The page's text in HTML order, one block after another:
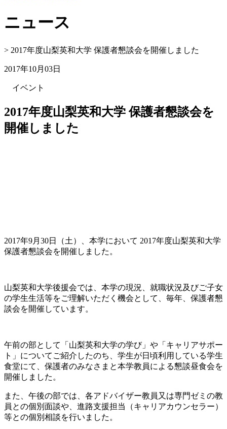
ニュース
> 2017年度山梨英和大学 保護者懇談会を開催しました
2017年10月03日
イベント
2017年度山梨英和大学 保護者懇談会を
開催しました
2017年9月30日（土）、本学において 2017年度山梨英和大学
保護者懇談会を開催しました。
山梨英和大学後援会では、本学の現況、就職状況及びご子女
の学生生活等をご理解いただく機会として、毎年、保護者懇
談会を開催しています。
午前の部として「山梨英和大学の学び」や「キャリアサポー
ト」についてご紹介したのち、学生が日頃利用している学生
食堂にて、保護者のみなさまと本学教員による懇談昼食会を
開催しました。
また、午後の部では、各アドバイザー教員又は専門ゼミの教
員との個別面談や、進路支援担当（キャリアカウンセラー）
等との個別相談を行いました。